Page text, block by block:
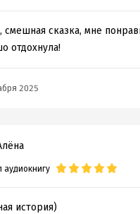
смешная сказка, мне
отдохнула!
2025
аудиокнигу
история)